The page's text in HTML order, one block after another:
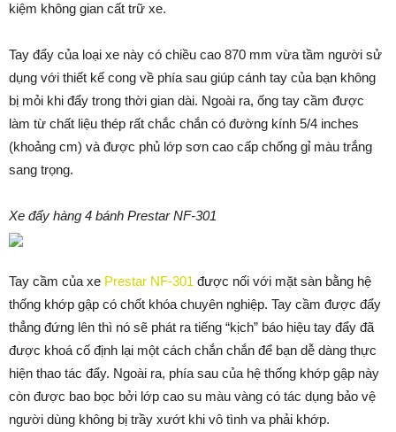
kiệm không gian cất trữ xe.
Tay đẩy của loại xe này có chiều cao 870 mm vừa tầm người sử
dụng với thiết kế cong về phía sau giúp cánh tay của bạn không
bị mỏi khi đẩy trong thời gian dài. Ngoài ra, ống tay cầm được
làm từ chất liệu thép rất chắc chắn có đường kính 5/4 inches
(khoảng cm) và được phủ lớp sơn cao cấp chống gỉ màu trắng
sang trọng.
Xe đẩy hàng 4 bánh Prestar NF-301
Tay cầm của xe Prestar NF-301 được nối với mặt sàn bằng hệ
thống khớp gập có chốt khóa chuyên nghiệp. Tay cầm được đẩy
thẳng đứng lên thì nó sẽ phát ra tiếng “kịch” báo hiệu tay đẩy đã
được khoá cố định lại một cách chắn chắn để bạn dễ dàng thực
hiện thao tác đẩy. Ngoài ra, phía sau của hệ thống khớp gập này
còn được bao bọc bởi lớp cao su màu vàng có tác dụng bảo vệ
người dùng không bị trầy xướt khi vô tình va phải khớp.